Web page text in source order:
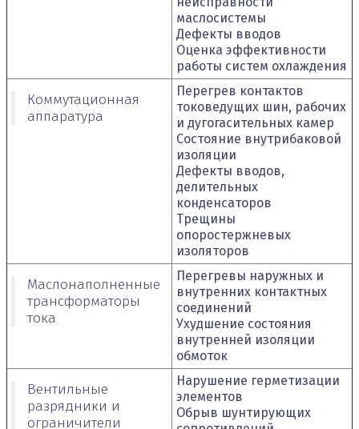
маслосистемы
Дефекты вводов
Оценка эффективности
работы систем охлаждения
Коммутационная
аппаратура
Перегрев контактов
токоведущих шин, рабочих
и дугогасительных камер
Состояние внутрибаковой
изоляции
Дефекты вводов,
делительных
конденсаторов
Трещины
опоростержневых
изоляторов
Маслонаполненные
трансформаторы
тока
Перегревы наружных и
внутренних контактных
соединений
Ухудшение состояния
внутренней изоляции
обмоток
Вентильные
разрядники и
ограничители
Нарушение герметизации
элементов
Обрыв шунтирующих